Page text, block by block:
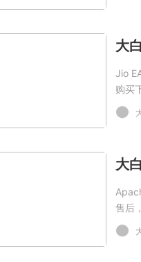
Jio
购买
售后